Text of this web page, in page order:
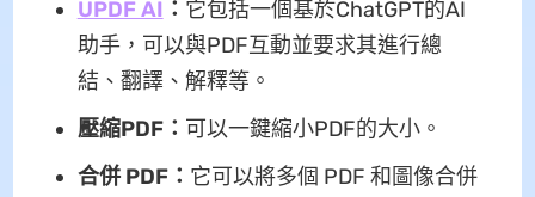
UPDF AI ： 它包括一個基於ChatGPT的AI
助手，可以與PDF互動並要求其進行總
結、翻譯、解釋等。
壓縮PDF： 可以一鍵縮小PDF的大小。
合併 PDF： 它可以將多個 PDF 和圖像合併